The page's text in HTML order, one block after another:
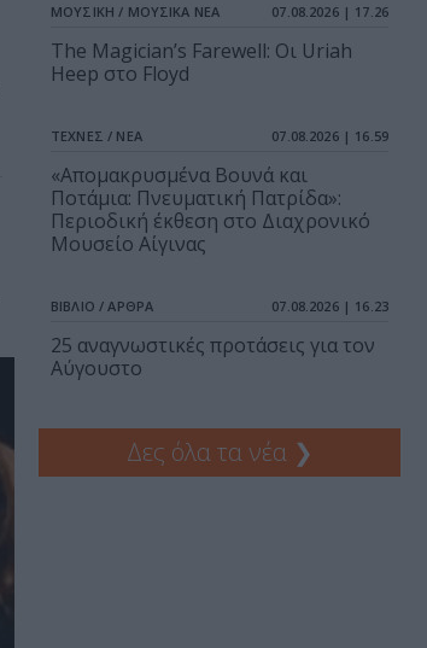
ΜΟΥΣΙΚΗ / ΜΟΥΣΙΚΑ ΝΕΑ 07.08.2026 | 17.26
The Magician’s Farewell: Οι Uriah
Heep στο Floyd
ΤΕΧΝΕΣ / ΝΕΑ 07.08.2026 | 16.59
«Απομακρυσμένα Βουνά και
Ποτάμια: Πνευματική Πατρίδα»:
Περιοδική έκθεση στο Διαχρονικό
Μουσείο Αίγινας
ΒΙΒΛΙΟ / ΑΡΘΡΑ 07.08.2026 | 16.23
25 αναγνωστικές προτάσεις για τον
Αύγουστο
Δες όλα τα νέα ❯